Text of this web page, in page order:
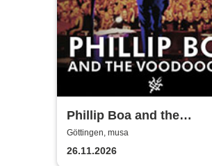
Phillip Boa and the
Voodooclub
Göttingen, musa
26.11.2026